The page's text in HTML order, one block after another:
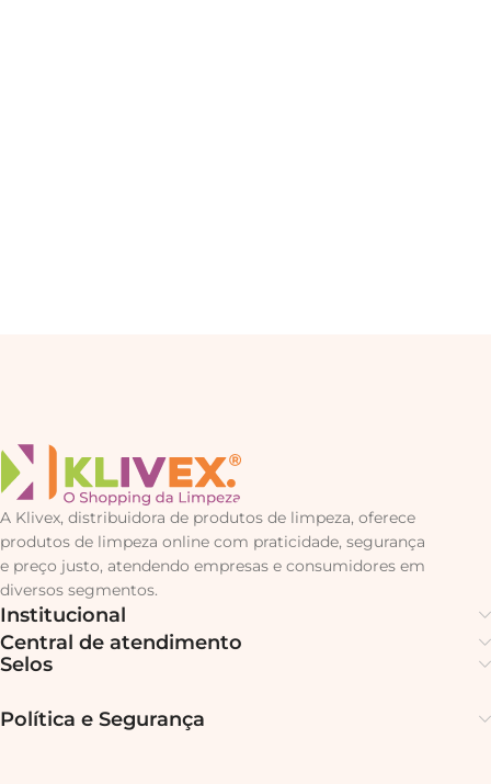
A Klivex, distribuidora de produtos de limpeza, oferece
produtos de limpeza online com praticidade, segurança
e preço justo, atendendo empresas e consumidores em
diversos segmentos.
Institucional
Central de atendimento
Selos
Política e Segurança